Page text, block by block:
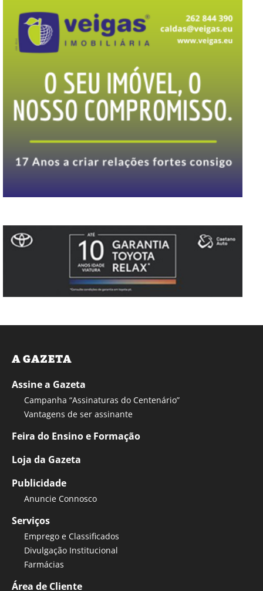
A GAZETA
Assine a Gazeta
Campanha “Assinaturas do Centenário”
Vantagens de ser assinante
Feira do Ensino e Formação
Loja da Gazeta
Publicidade
Anuncie Connosco
Serviços
Emprego e Classificados
Divulgação Institucional
Farmácias
Área de Cliente